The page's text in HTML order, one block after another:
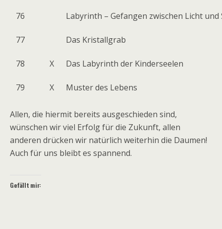
76 Labyrinth – Gefangen zwischen Licht und
77 Das Kristallgrab
78 X Das Labyrinth der Kinderseelen
79 X Muster des Lebens
Allen, die hiermit bereits ausgeschieden sind,
wünschen wir viel Erfolg für die Zukunft, allen
anderen drücken wir natürlich weiterhin die Daumen!
Auch für uns bleibt es spannend.
Gefällt mir: